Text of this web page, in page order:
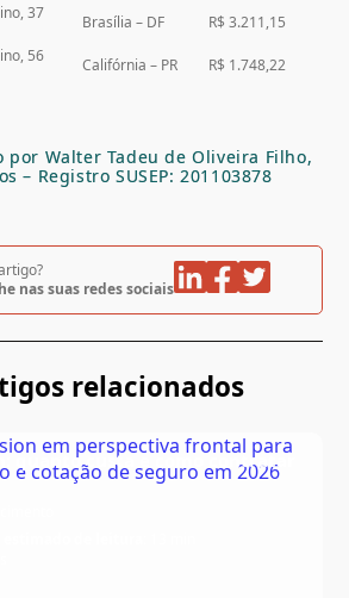
37
Brasília – DF R$ 3.211,15
56
Califórnia – PR R$ 1.748,22
por Walter Tadeu de Oliveira Filho,
– Registro SUSEP: 201103878
nas suas redes sociais
relacionados
quanto custa e como contratar